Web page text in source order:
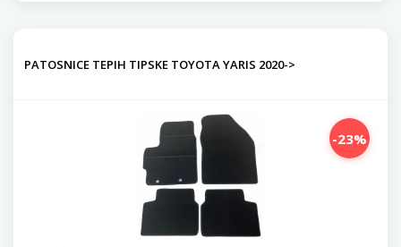
PATOSNICE TEPIH TIPSKE TOYOTA YARIS 2020->
-23%